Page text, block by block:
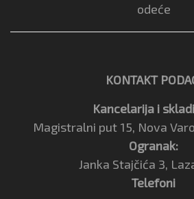
odeće
KONTAKT
Kancelarija i
Magistralni put 15, Nova
Ogranak:
Janka Stajčića 3,
Telefoni